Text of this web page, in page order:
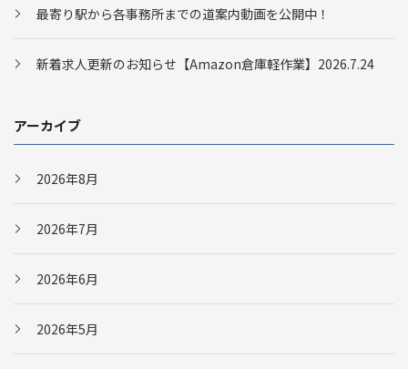
最寄り駅から各事務所までの道案内動画を公開中！
新着求人更新のお知らせ【Amazon倉庫軽作業】2026.7.24
アーカイブ
2026年8月
2026年7月
2026年6月
2026年5月